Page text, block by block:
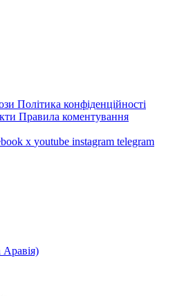
Політика конфіденційності
Правила коментування
x youtube instagram telegram
Аравія)